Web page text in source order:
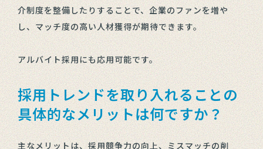
介制度を整備したりすることで、企業のファンを増や
し、マッチ度の高い人材獲得が期待できます。
アルバイト採用にも応用可能です。
採用トレンドを取り入れることの
具体的なメリットは何ですか？
主なメリットは、採用競争力の向上、ミスマッチの削